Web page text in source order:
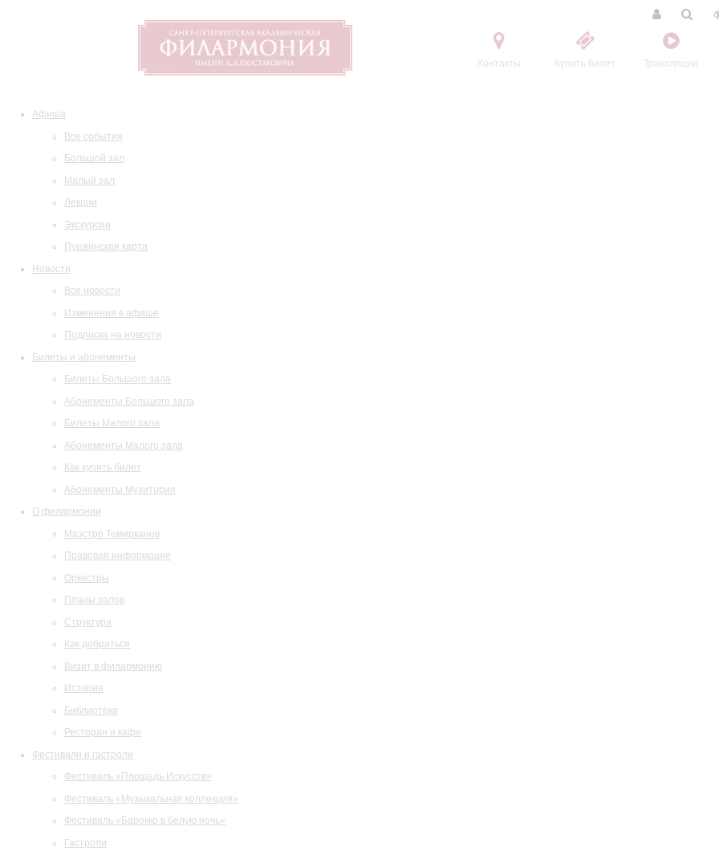
Контакты Купить билет Трансляции
Афиша
Все события
Большой зал
Малый зал
Лекции
Экскурсии
Пушкинская карта
Новости
Все новости
Изменения в афише
Подписка на новости
Билеты и абонементы
Билеты Большого зала
Абонементы Большого зала
Билеты Малого зала
Абонементы Малого зала
Как купить билет
Абонементы Музитория
О филармонии
Маэстро Темирканов
Правовая информация
Оркестры
Планы залов
Структура
Как добраться
Визит в филармонию
История
Библиотека
Ресторан и кафе
Фестивали и гастроли
Фестиваль «Площадь Искусств»
Фестиваль «Музыкальная коллекция»
Фестиваль «Барокко в белую ночь»
Гастроли